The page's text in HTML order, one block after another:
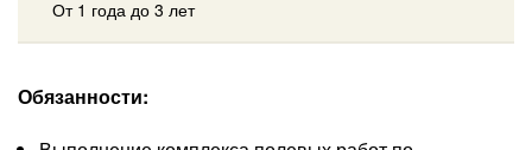
От 1 года до 3 лет
Обязанности: